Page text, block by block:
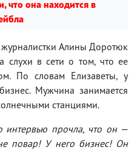
что она находится в
Алины Доротюк
слухи в сети о том, что ее
По словам Елизаветы, у
Мужчина занимается
станциями.
интервью прочла, что он —
повар! У него бизнес! Он